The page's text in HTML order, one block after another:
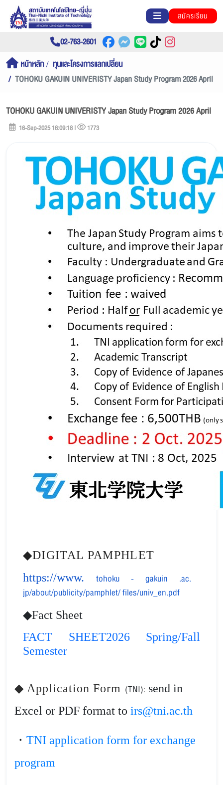
สมัครเรียน
02-763-2601
หน้าหลัก
ทุนและโครงการแลกเปลี่ยน
TOHOKU GAKUIN UNIVERISTY Japan Study Program 2026 April
TOHOKU GAKUIN UNIVERISTY Japan Study Program 2026 April
16-Sep-2025 16:09:18 | 1773
◆DIGITAL PAMPHLET
https://www.tohoku- gakuin .ac.
jp/about/publicity/pamphlet/files/univ_en.pdf
◆Fact Sheet
FACT SHEET2026 Spring/Fall
Semester
◆ Application Form (TNI): send in
Excel or PDF format to irs@tni.ac.th
・ TNI application form for exchange
program